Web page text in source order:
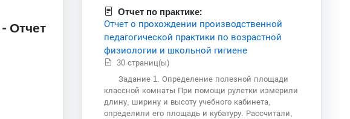
Отчет
Отчет по практике:
Отчет о прохождении производственной
педагогической практики по возрастной
физиологии и школьной гигиене
30 страниц(ы)
Задание 1. Определение полезной площади
классной комнаты При помощи рулетки измерили
длину, ширину и высоту учебного кабинета,
определили его площадь и кубатуру. Рассчитали,